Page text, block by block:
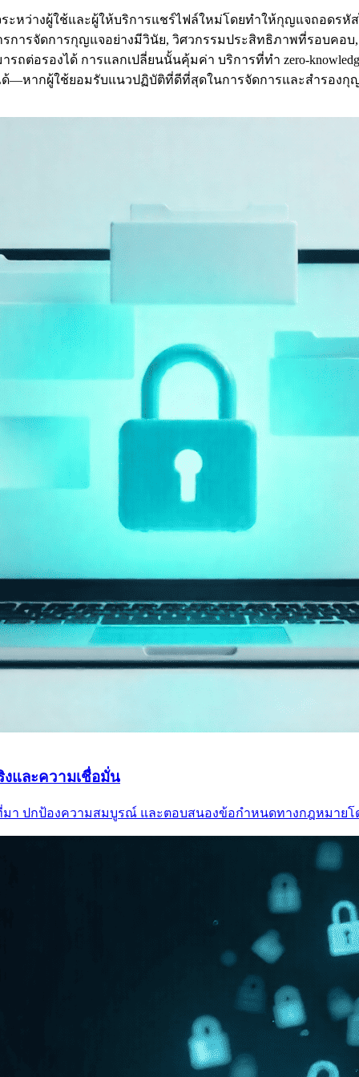
ระหว่างผู้ใช้และผู้ให้บริการแชร์ไฟล์ใหม่โดยทำให้กุญแจถอด
ารจัดการกุญแจอย่างมีวินัย, วิศวกรรมประสิทธิภาพที่รอบคอบ,
ต่อรองได้ การแลกเปลี่ยนนั้นคุ้มค่า บริการที่ทำ
ด้—หากผู้ใช้ยอมรับแนวปฏิบัติที่ดีที่สุดในการจัดการและสำรองกุ
และความเชื่อมั่น
า ปกป้องความสมบูรณ์ และตอบสนองข้อกำหนดทางกฎหมายโ